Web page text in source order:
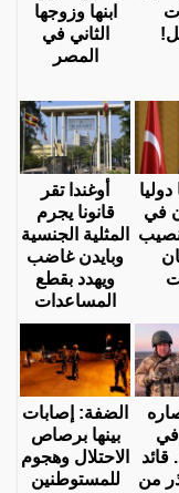
ابنها وزوجها
الثاني في
المصر
دوليا
في
أوغندا تقر
قانونا يجرم
المثلية الجنسية
وبايدن غاضب
ويهدد بقطع
المساعدات
في
من
الضفة: إصابات
بينها برصاص
الاحتلال وهجوم
للمستوطنين